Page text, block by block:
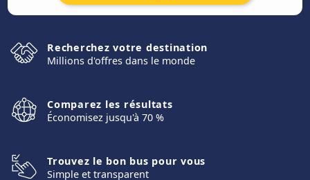
Recherchez votre destination
Millions d'offres dans le monde
Comparez les résultats
Économisez jusqu'à 70 %
Trouvez le bon bus pour vous
Simple et transparent